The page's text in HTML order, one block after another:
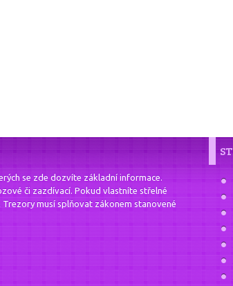
se zde dozvíte základní informace.
či zazdívací. Pokud vlastníte střelné
musí splňovat zákonem stanovené